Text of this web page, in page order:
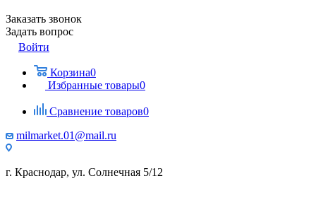
Заказать звонок
Задать вопрос
Войти
Корзина0
Избранные товары0
Сравнение товаров0
milmarket.01@mail.ru
г. Краснодар, ул. Солнечная 5/12